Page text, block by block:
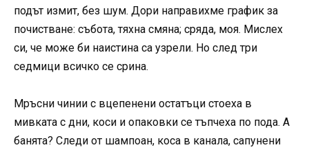
подът измит, без шум. Дори направихме график за
почистване: събота, тяхна смяна; сряда, моя. Мислех
си, че може би наистина са узрели. Но след три
седмици всичко се срина.
Мръсни чинии с вцепенени остатъци стоеха в
мивката с дни, коси и опаковки се тъпчеха по пода. А
банята? Следи от шампоан, коса в канала, сапунени